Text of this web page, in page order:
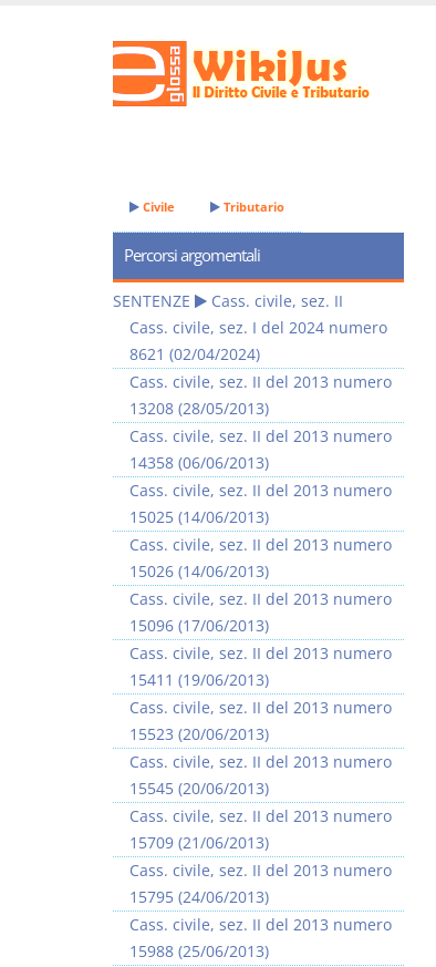
Civile Tributario
Percorsi argomentali
SENTENZE
Cass. civile, sez. II
Cass. civile, sez. I del 2024 numero
8621 (02/04/2024)
Cass. civile, sez. II del 2013 numero
13208 (28/05/2013)
Cass. civile, sez. II del 2013 numero
14358 (06/06/2013)
Cass. civile, sez. II del 2013 numero
15025 (14/06/2013)
Cass. civile, sez. II del 2013 numero
15026 (14/06/2013)
Cass. civile, sez. II del 2013 numero
15096 (17/06/2013)
Cass. civile, sez. II del 2013 numero
15411 (19/06/2013)
Cass. civile, sez. II del 2013 numero
15523 (20/06/2013)
Cass. civile, sez. II del 2013 numero
15545 (20/06/2013)
Cass. civile, sez. II del 2013 numero
15709 (21/06/2013)
Cass. civile, sez. II del 2013 numero
15795 (24/06/2013)
Cass. civile, sez. II del 2013 numero
15988 (25/06/2013)
Usufrutto Uso e
Versione ebook
Prescrizione e
decadenza
D. Minussi
Versione ebook
(iva incl.)